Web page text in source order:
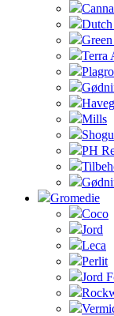
Canna
Terra
Mills
PH
Gromedie
Coco
Jord
Leca
Perlit
Jord